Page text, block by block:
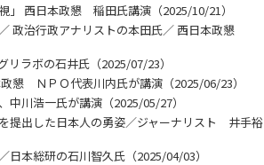
西日本政懇 稲田氏講演（2025/10/21）
政治行政アナリストの本田氏／ 西日本政懇
ラボの石井氏（2025/07/23）
懇 ＮＰＯ代表川内氏が講演（2025/06/23）
川浩一氏が講演（2025/05/27）
提出した日本人の勇姿／ジャーナリスト 井手裕
本総研の石川智久氏（2025/04/03）